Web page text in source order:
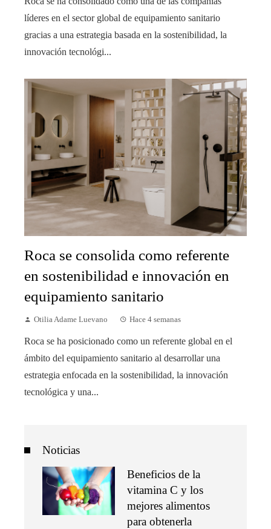
líderes en el sector global de equipamiento sanitario
gracias a una estrategia basada en la sostenibilidad, la
innovación tecnológi...
Roca se consolida como referente
en sostenibilidad e innovación en
equipamiento sanitario
Otilia Adame Luevano Hace 4 semanas
Roca se ha posicionado como un referente global en el
ámbito del equipamiento sanitario al desarrollar una
estrategia enfocada en la sostenibilidad, la innovación
tecnológica y una...
Noticias
Beneficios de la
vitamina C y los
mejores alimentos
para obtenerla